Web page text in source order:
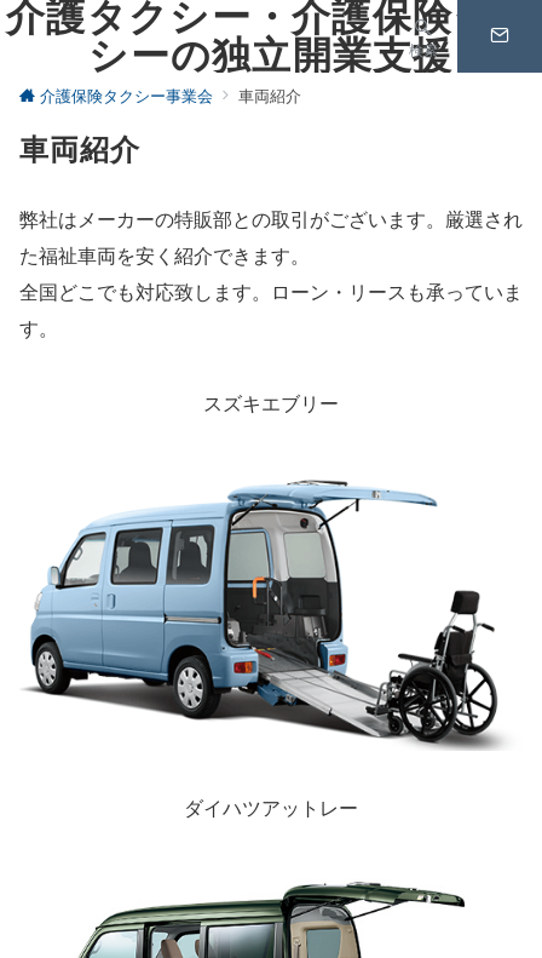
介護タクシー・介護保険タク
シーの独立開業支援
検索
介護保険タクシー事業会 車両紹介
車両紹介
弊社はメーカーの特販部との取引がございます。厳選され
た福祉車両を安く紹介できます。
全国どこでも対応致します。ローン・リースも承っていま
す。
スズキエブリー
ダイハツアットレー